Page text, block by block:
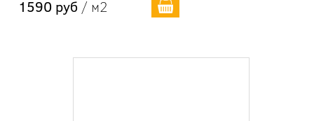
1590 руб / м2